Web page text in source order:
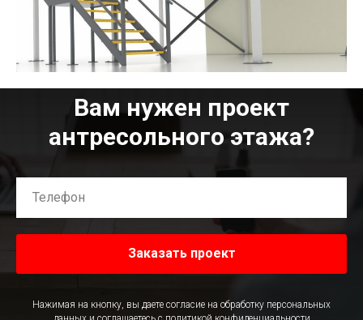
Вам нужен проект
антресольного этажа?
Заказать проект
Нажимая на кнопку, вы даете согласие на обработку персональных